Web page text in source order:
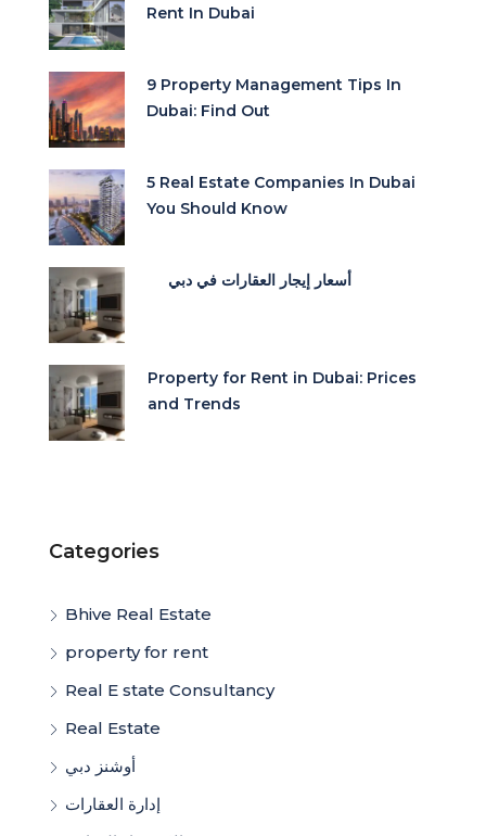
Rent In Dubai
9 Property Management Tips In
Dubai: Find Out
5 Real Estate Companies In Dubai
You Should Know
أسعار إيجار العقارات في دبي
Property for Rent in Dubai: Prices
and Trends
Categories
Bhive Real Estate
property for rent
Real E state Consultancy
Real Estate
أوشنز دبي
إدارة العقارات